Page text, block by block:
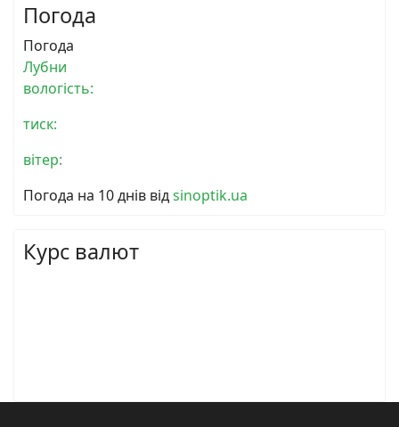
Погода
Погода
Лубни
вологість:
тиск:
вітер:
Погода на 10 днів відsinoptik.ua
Курс валют